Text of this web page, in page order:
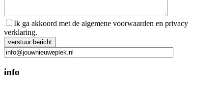
Ik ga akkoord met de algemene voorwaarden en privacy
verklaring.
Gelieve dit veld leeg te laten.
info